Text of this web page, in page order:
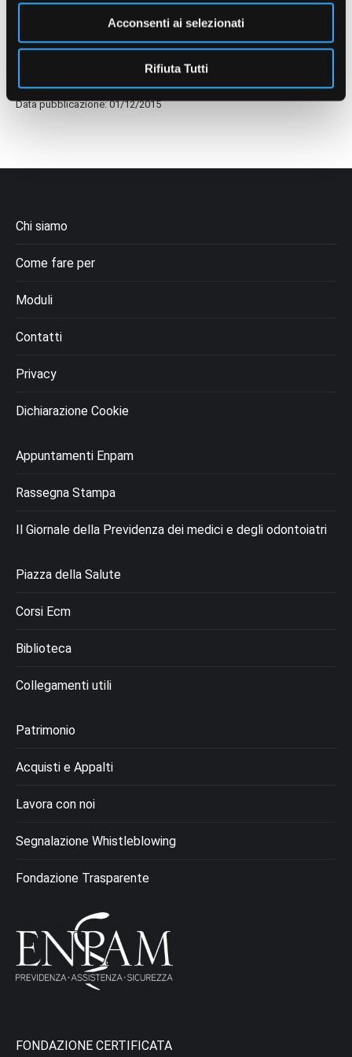
Acconsenti ai selezionati
Rifiuta Tutti
Gabriele Discepoli
@FondazioneEnpam
Data pubblicazione: 01/12/2015
Chi siamo
Come fare per
Moduli
Contatti
Privacy
Dichiarazione Cookie
Appuntamenti Enpam
Rassegna Stampa
Il Giornale della Previdenza dei medici e degli odontoiatri
Piazza della Salute
Corsi Ecm
Biblioteca
Collegamenti utili
Patrimonio
Acquisti e Appalti
Lavora con noi
Segnalazione Whistleblowing
Fondazione Trasparente
FONDAZIONE CERTIFICATA